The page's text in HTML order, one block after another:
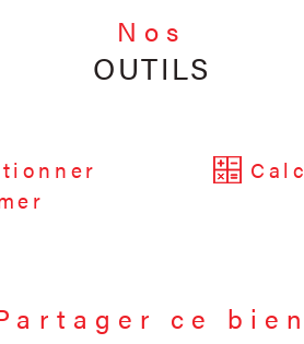
disponibles sur le site
Nos
OUTILS
Partager ce bien